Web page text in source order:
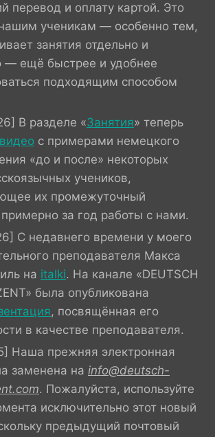
перевод и оплату картой. Это
ученикам — особенно тем,
занятия отдельно и
— ещё быстрее и удобнее
подходящим способом
В разделе «Занятия» теперь
видео с примерами немецкого
«до и после» некоторых
учеников,
их промежуточный
примерно за год работы с нами.
С недавнего времени у моего
преподавателя Макса
на italki. На канале «DEUTSCH
была опубликована
, посвящённая его
в качестве преподавателя.
Наша прежняя электронная
заменена на info@deutsch-
. Пожалуйста, используйте
исключительно этот новый
предыдущий почтовый